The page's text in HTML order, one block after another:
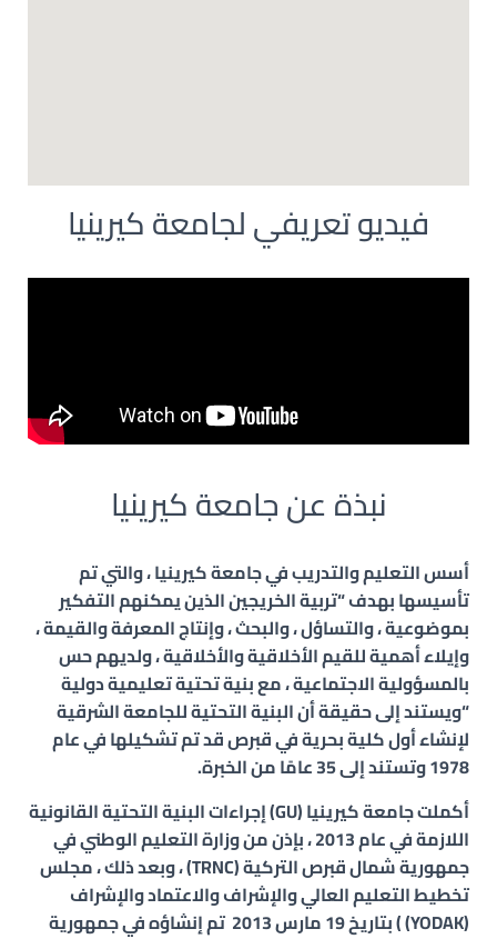
فيديو تعريفي لجامعة كيرينيا
نبذة عن جامعة كيرينيا
أسس التعليم والتدريب في جامعة كيرينيا ، والتي تم
تأسيسها بهدف “تربية الخريجين الذين يمكنهم التفكير
بموضوعية ، والتساؤل ، والبحث ، وإنتاج المعرفة والقيمة ،
وإيلاء أهمية للقيم الأخلاقية والأخلاقية ، ولديهم حس
بالمسؤولية الاجتماعية ، مع بنية تحتية تعليمية دولية
“ويستند إلى حقيقة أن البنية التحتية للجامعة الشرقية
لإنشاء أول كلية بحرية في قبرص قد تم تشكيلها في عام
1978 وتستند إلى 35 عامًا من الخبرة.
أكملت جامعة كيرينيا (GU) إجراءات البنية التحتية القانونية
اللازمة في عام 2013 ، بإذن من وزارة التعليم الوطني في
جمهورية شمال قبرص التركية (TRNC) ، وبعد ذلك ، مجلس
تخطيط التعليم العالي والإشراف والاعتماد والإشراف
(YODAK) ) بتاريخ 19 مارس 2013 تم إنشاؤه في جمهورية